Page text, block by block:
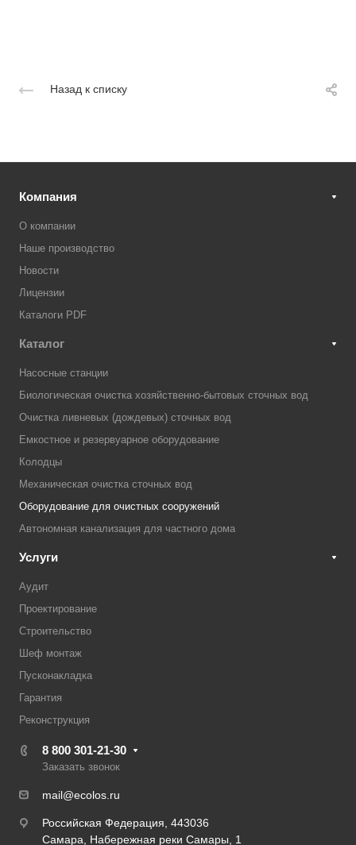
Назад к списку
Компания
О компании
Наше производство
Новости
Лицензии
Каталоги PDF
Каталог
Насосные станции
Биологическая очистка хозяйственно-бытовых сточных вод
Очистка ливневых (дождевых) сточных вод
Емкостное и резервуарное оборудование
Колодцы
Механическая очистка сточных вод
Оборудование для очистных сооружений
Автономная канализация для частного дома
Услуги
Аудит
Проектирование
Строительство
Шеф монтаж
Пусконакладка
Гарантия
Реконструкция
8 800 301-21-30
Заказать звонок
mail@ecolos.ru
Российская Федерация, 443036
Самара, Набережная реки Самары, 1